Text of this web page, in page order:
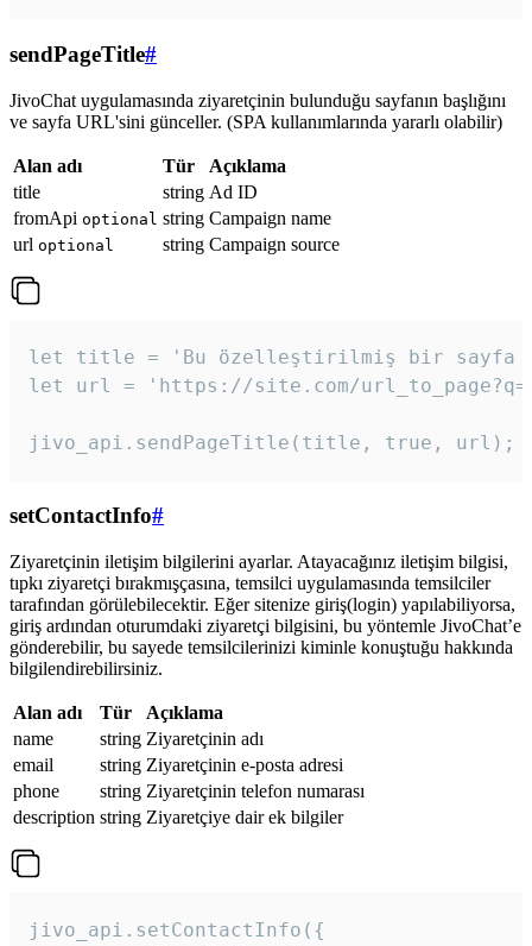
sendPageTitle#
JivoChat uygulamasında ziyaretçinin bulunduğu sayfanın başlığını
ve sayfa URL'sini günceller. (SPA kullanımlarında yararlı olabilir)
Alan adı Tür
Açıklama
title
string Ad ID
fromApi optional string Campaign name
url optional string Campaign source
let title = 'Bu özelleştirilmiş bir sayfa
let url = 'https://site.com/
jivo_api.sendPageTitle(title, true, url);
setContactInfo#
Ziyaretçinin iletişim bilgilerini ayarlar. Atayacağınız iletişim bilgisi,
tıpkı ziyaretçi bırakmışçasına, temsilci uygulamasında temsilciler
tarafından görülebilecektir. Eğer sitenize giriş(login) yapılabiliyorsa,
giriş ardından oturumdaki ziyaretçi bilgisini, bu yöntemle JivoChat’e
gönderebilir, bu sayede temsilcilerinizi kiminle konuştuğu hakkında
bilgilendirebilirsiniz.
Alan adı Tür
Açıklama
name
string Ziyaretçinin adı
email
string Ziyaretçinin e-posta adresi
phone
string Ziyaretçinin telefon numarası
description string Ziyaretçiye dair ek bilgiler
jivo_api.setContactInfo({